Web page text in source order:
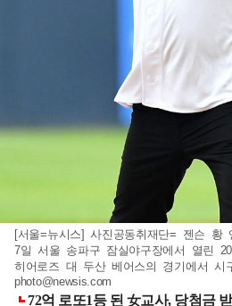
[서울=뉴시스] 사진공동취재단= 젠슨 황
7일 서울 송파구 잠실야구장에서 열린
히어로즈 대 두산 베어스의 경기에서 시
photo@newsis.com